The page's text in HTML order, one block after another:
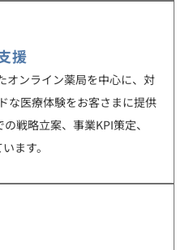
援
オンライン薬局を中心に、対
な医療体験をお客さまに提供
戦略立案、事業KPI策定、
ます。